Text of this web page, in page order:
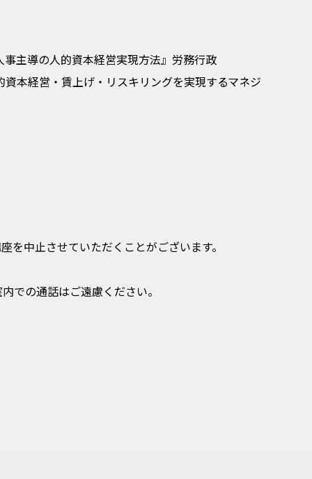
主導の人的資本経営実現方法』労務行政
本経営・賃上げ・リスキリングを実現するマネジ
中止させていただくことがございます。
での通話はご遠慮ください。